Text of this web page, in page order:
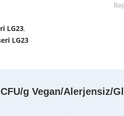
LG23,
LG23
g Vegan/Alerjensiz/